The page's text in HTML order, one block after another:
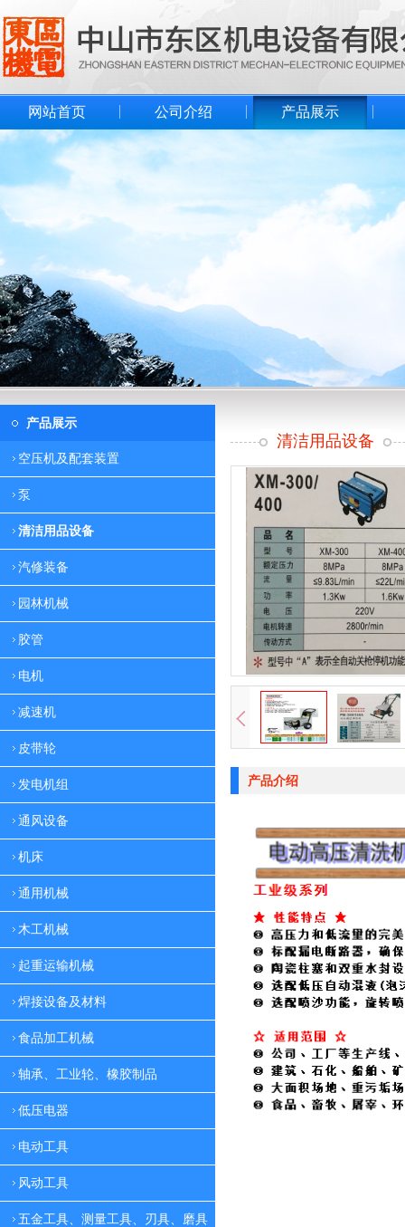
网站首页 公司介绍 产品展示
产品展示
空压机及配套装置
泵
清洁用品设备
汽修装备
园林机械
胶管
电机
减速机
皮带轮
发电机组
通风设备
机床
通用机械
木工机械
起重运输机械
焊接设备及材料
食品加工机械
轴承、工业轮、橡胶制品
低压电器
电动工具
风动工具
五金工具、测量工具、刃具、磨具
清洁用品设备
产品介绍